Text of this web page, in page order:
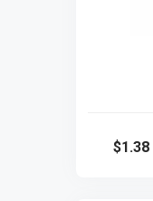
$1.38